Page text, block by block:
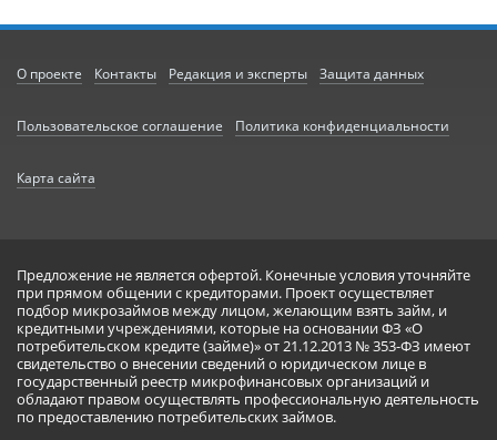
О проекте Контакты Редакция и эксперты Защита данных
Пользовательское соглашение Политика конфиденциальности
Карта сайта
Предложение не является офертой. Конечные условия уточняйте
при прямом общении с кредиторами. Проект осуществляет
подбор микрозаймов между лицом, желающим взять займ, и
кредитными учреждениями, которые на основании ФЗ «О
потребительском кредите (займе)» от 21.12.2013 № 353-ФЗ имеют
свидетельство о внесении сведений о юридическом лице в
государственный реестр микрофинансовых организаций и
обладают правом осуществлять профессиональную деятельность
по предоставлению потребительских займов.